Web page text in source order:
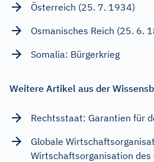
Österreich (25. 7. 1934)
Osmanisches Reich (25. 6.
Somalia: Bürgerkrieg
Weitere Artikel aus der
Rechtsstaat: Garantien für
Globale
Wirtschaftsorganisation des